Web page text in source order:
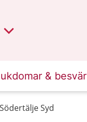
& besvär
Syd